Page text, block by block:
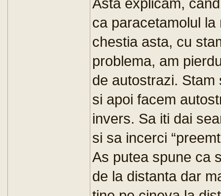
ca paracetamolul
chestia asta, cu
problema, am
de autostrazi.
si apoi facem
invers. Sa iti dai
si sa incerci
As putea spune ca
de la distanta dar